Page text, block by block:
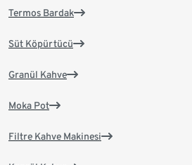
Termos Bardak
Süt Köpürtücü
Granül Kahve
Moka Pot
Filtre Kahve Makinesi